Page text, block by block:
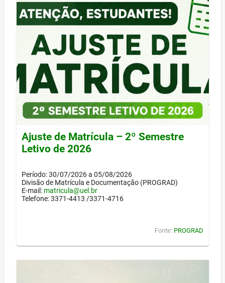
Ajuste de Matrícula – 2º Semestre
Letivo de 2026
Período: 30/07/2026 a 05/08/2026
Divisão de Matrícula e Documentação (PROGRAD)
E-mail: matricula@uel.br
Telefone: 3371-4413 /3371-4716
Fonte: PROGRAD